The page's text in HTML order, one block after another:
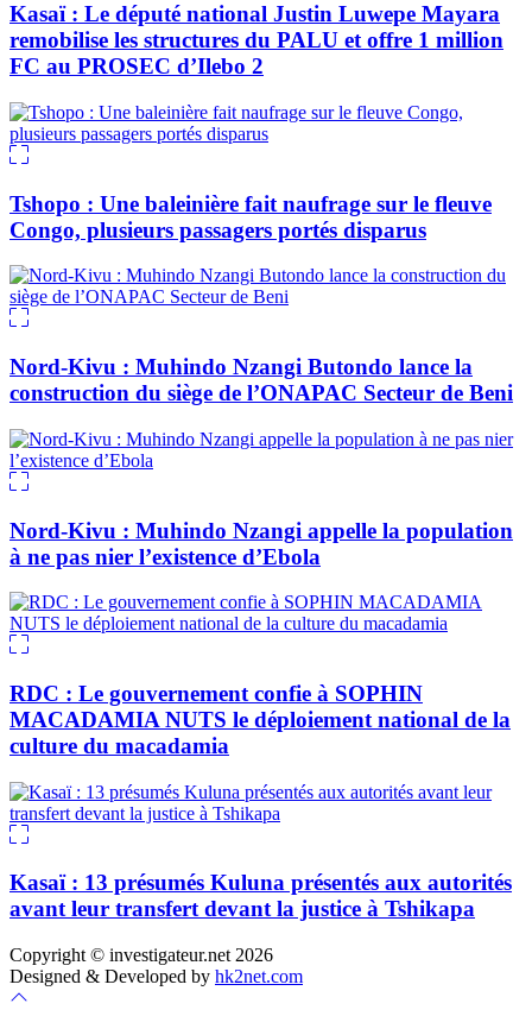
Kasaï : Le député national Justin Luwepe Mayara
remobilise les structures du PALU et offre 1 million
FC au PROSEC d’Ilebo 2
Tshopo : Une baleinière fait naufrage sur le fleuve
Congo, plusieurs passagers portés disparus
Nord-Kivu : Muhindo Nzangi Butondo lance la
construction du siège de l’ONAPAC Secteur de Beni
Nord-Kivu : Muhindo Nzangi appelle la population
à ne pas nier l’existence d’Ebola
RDC : Le gouvernement confie à SOPHIN
MACADAMIA NUTS le déploiement national de la
culture du macadamia
Kasaï : 13 présumés Kuluna présentés aux autorités
avant leur transfert devant la justice à Tshikapa
Copyright © investigateur.net 2026
Designed & Developed by hk2net.com
Scroll